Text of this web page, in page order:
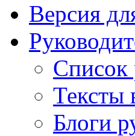
Версия
Список
Тексты
Блоги